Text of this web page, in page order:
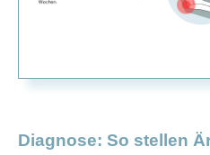
Diagnose: So stellen